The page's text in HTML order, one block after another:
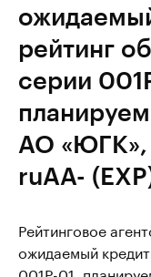
рейтинг
серии
АО «ЮГК»,
ruAA-
Рейтинговое
ожидаемый